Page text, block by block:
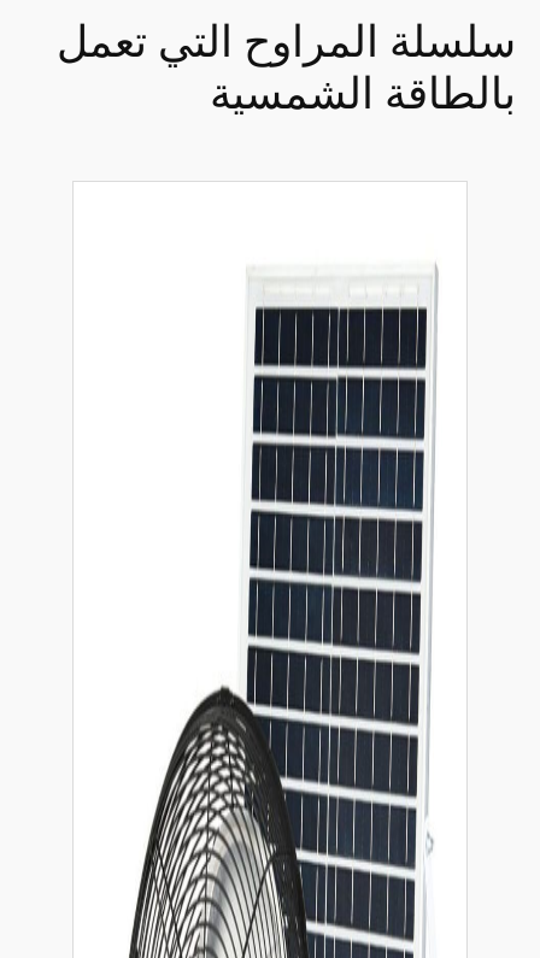
سلسلة المراوح التي تعمل
بالطاقة الشمسية